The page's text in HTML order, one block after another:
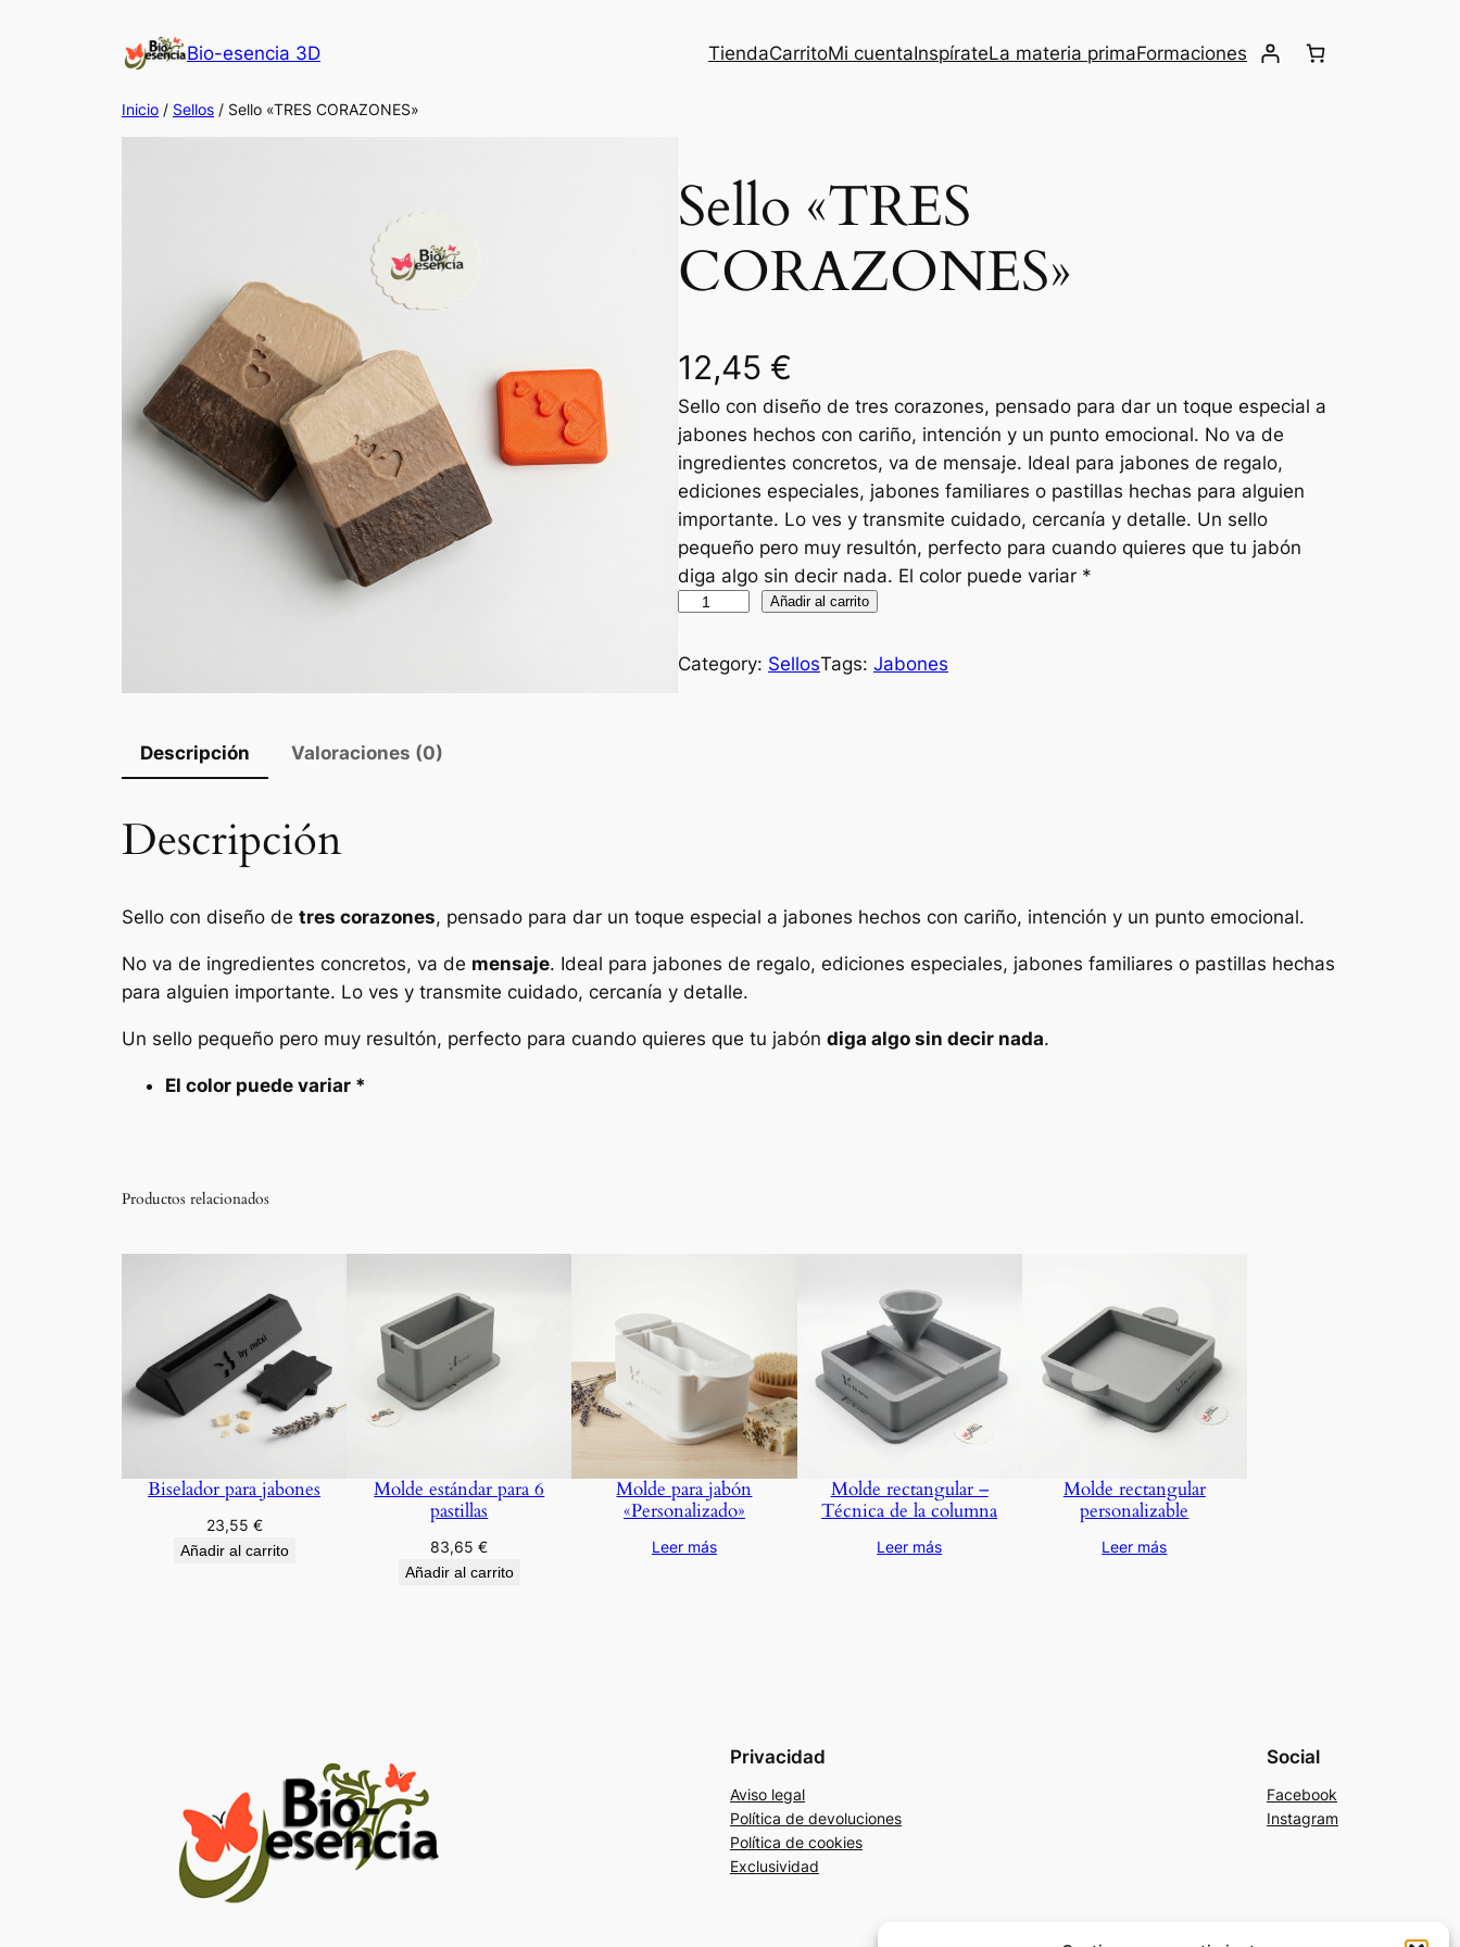
Bio-esencia 3D TiendaCarritoMi cuentaInspírateLa materia primaFormaciones
Inicio / Sellos / Sello «TRES CORAZONES»
Sello «TRES
CORAZONES»
12,45 €
Sello con diseño de tres corazones, pensado para dar un toque especial a
jabones hechos con cariño, intención y un punto emocional. No va de
ingredientes concretos, va de mensaje. Ideal para jabones de regalo,
ediciones especiales, jabones familiares o pastillas hechas para alguien
importante. Lo ves y transmite cuidado, cercanía y detalle. Un sello
pequeño pero muy resultón, perfecto para cuando quieres que tu jabón
diga algo sin decir nada. El color puede variar *
l
O
A
Z
a
d
Añadir al carrito
Category: SellosTags: Jabones
Descripción Valoraciones (0)
Descripción
Sello con diseño de tres corazones, pensado para dar un toque especial a jabones hechos con cariño, intención y un punto emocional.
No va de ingredientes concretos, va de mensaje. Ideal para jabones de regalo, ediciones especiales, jabones familiares o pastillas hechas
para alguien importante. Lo ves y transmite cuidado, cercanía y detalle.
Un sello pequeño pero muy resultón, perfecto para cuando quieres que tu jabón diga algo sin decir nada.
El color puede variar *
Productos relacionados
Biselador para jabones
23,55 €
Añadir al carrito
Molde estándar para 6
pastillas
83,65€
Añadir al carrito
Molde para jabón
«Personalizado»
Leer más
Molde rectangular –
Técnica de la columna
Leer más
Molde rectangular
personalizable
Leer más
Privacidad
Aviso legal
Política de devoluciones
Política de cookies
Exclusividad
Social
Facebook
Instagram